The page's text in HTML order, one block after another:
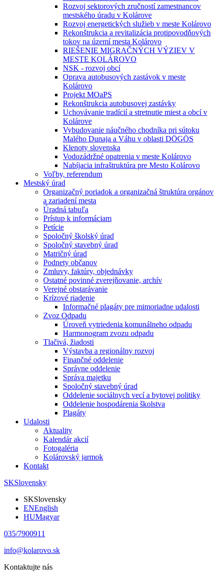
Rozvoj sektorových zručností zamestnancov
mestského úradu v Kolárove
Rozvoj energetických služieb v meste Kolárovo
Rekonštrukcia a revitalizácia protipovodňových
tokov na území mesta Kolárovo
RIEŠENIE MIGRAČNÝCH VÝZIEV V
MESTE KOLÁROVO
NSK - rozvoj obcí
Oprava autobusových zastávok v meste
Kolárovo
Projekt MOaPS
Rekonštrukcia autobusovej zastávky
Uchovávanie tradícií a stretnutie miest a obcí v
Kolárove
Vybudovanie náučného chodníka pri sútoku
Malého Dunaja a Váhu v oblasti DÖGÖS
Klenoty slovenska
Vodozádržné opatrenia v meste Kolárovo
Nabíjacia infraštruktúra pre Mesto Kolárovo
Voľby, referendum
Mestský úrad
Organizačný poriadok a organizačná štruktúra orgánov
a zariadení mesta
Úradná tabuľa
Prístup k informáciam
Petície
Spoločný školský úrad
Spoločný stavebný úrad
Matričný úrad
Podnety občanov
Zmluvy, faktúry, objednávky
Ostatné povinné zverejňovanie, archív
Verejné obstarávanie
Krízové riadenie
Informačné plagáty pre mimoriadne udalosti
Zvoz Odpadu
Úroveň vytriedenia komunálneho odpadu
Harmonogram zvozu odpadu
Tlačivá, žiadosti
Výstavba a regionálny rozvoj
Finančné oddelenie
Správne oddelenie
Správa majetku
Spoločný stavebný úrad
Oddelenie sociálnych vecí a bytovej politiky
Oddelenie hospodárenia školstva
Plagáty
Udalosti
Aktuality
Kalendár akcií
Fotogaléria
Kolárovský jarmok
Kontakt
SKSlovensky
SKSlovensky
ENEnglish
HUMagyar
035/7900911
info@kolarovo.sk
Kontaktujte nás